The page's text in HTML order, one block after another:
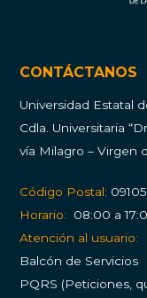
CONTÁCTANOS
Universidad Estatal
Cdla. Universitaria
vía Milagro – Virgen
Código Postal:
Horario:
08:00 a
Atención al usuario:
Balcón de Servicios
PQRS (Peticiones,